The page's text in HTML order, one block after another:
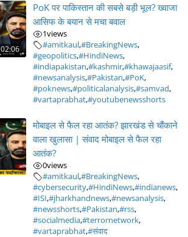
02:06
PoK पर पाकिस्तान की सबसे बड़ी भूल? ख्वाजा
आसिफ के बयान से मचा बवाल
1views
#amitkaul,#BreakingNews,
#geopolitics,#HindiNews,
#indiapakistan,#kashmir,#khawajaasif,
#newsanalysis,#Pakistan,#PoK,
#poknews,#politicalanalysis,#samvad,
#vartaprabhat,#youtubenewsshorts
मोबाइल से फैल रहा आतंक? झारखंड से चौंकाने
वाला खुलासा | संवाद मोबाइल से फैल रहा
आतंक?
0views
#amitkaul,#BreakingNews,
#cybersecurity,#HindiNews,#indianews,
#ISI,#jharkhandnews,#newsanalysis,
#newsshorts,#Pakistan,#rss,
#socialmedia,#terrornetwork,
#vartaprabhat,#संवाद